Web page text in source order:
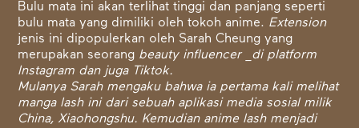
Bulu mata ini akan terlihat tinggi dan panjang seperti
bulu mata yang dimiliki oleh tokoh anime. Extension
jenis ini dipopulerkan oleh Sarah Cheung yang
merupakan seorang beauty influencer _di platform
Instagram dan juga Tiktok.
Mulanya Sarah mengaku bahwa ia pertama kali melihat
manga lash ini dari sebuah aplikasi media sosial milik
China, Xiaohongshu. Kemudian anime lash menjadi